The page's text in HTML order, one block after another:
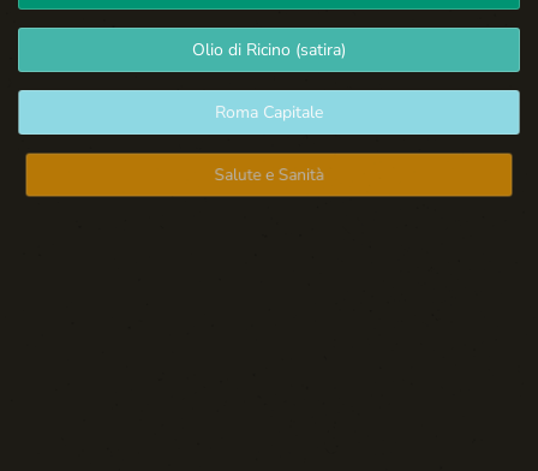
Olio di Ricino (satira)
Roma Capitale
Salute e Sanità